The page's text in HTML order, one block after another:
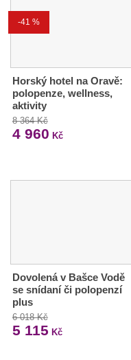
-41 %
Horský hotel na Oravě:
polopenze, wellness,
aktivity
8 364 Kč
4 960 Kč
Dovolená v Bašce Vodě
se snídaní či polopenzí
plus
6 018 Kč
5 115 Kč